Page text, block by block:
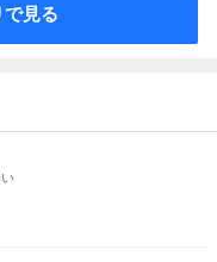
見る